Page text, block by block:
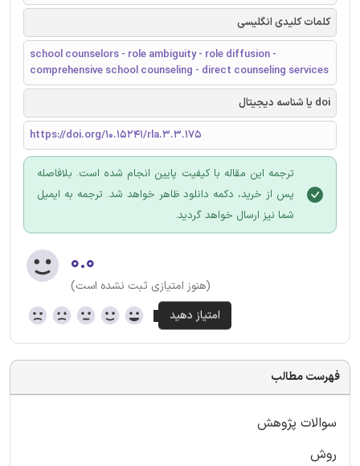
کلمات کلیدی انگلیسی
school counselors - role ambiguity - role diffusion -
comprehensive school counseling - direct counseling services
doi یا شناسه دیجیتال
https://doi.org/10.15241/rla.3.3.175
ترجمه این مقاله با کیفیت پایین انجام شده است. بلافاصله
پس از خرید، دکمه دانلود ظاهر خواهد شد. ترجمه به ایمیل
شما نیز ارسال خواهد گردید.
۰.۰
(هنوز امتیازی ثبت نشده است)
فهرست مطالب
سوالات پژوهش
روش